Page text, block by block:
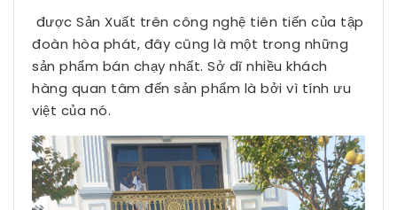
được Sản Xuất trên công nghệ tiên tiến của tập
đoàn hòa phát, đây cũng là một trong những
sản phẩm bán chạy nhất. Sở dĩ nhiều khách
hàng quan tâm đến sản phẩm là bởi vì tính ưu
việt của nó.